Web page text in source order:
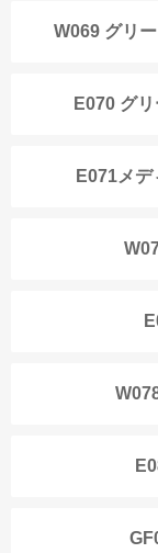
W069 グリ
E070 グ
E071メ